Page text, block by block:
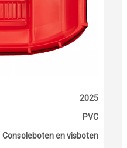
2025
PVC
Consoleboten en visboten